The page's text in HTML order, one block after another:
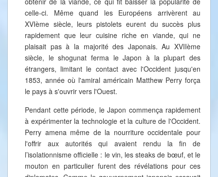
celle-ci. Même quand les Européens arrivèrent au
XVIème siècle, leurs pistolets eurent du succès plus
rapidement que leur cuisine riche en viande, qui ne
plaisait pas à la majorité des Japonais. Au XVIIème
siècle, le shogunat ferma le Japon à la plupart des
étrangers, limitant le contact avec l'Occident jusqu'en
1853, année où l'amiral américain Matthew Perry força
le pays à s'ouvrir vers l'Ouest.
Pendant cette période, le Japon commença rapidement
à expérimenter la technologie et la culture de l'Occident.
Perry amena même de la nourriture occidentale pour
l'offrir aux autorités qui avaient rendu la fin de
l’isolationnisme officielle : le vin, les steaks de bœuf, et le
mouton en particulier furent des révélations pour ces